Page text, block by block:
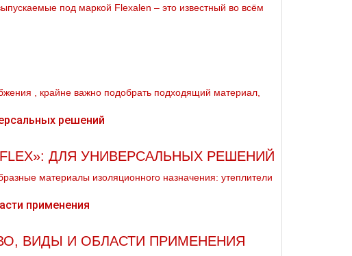
под маркой Flexalen – это известный во всём
, крайне важно подобрать подходящий материал,
ДЛЯ УНИВЕРСАЛЬНЫХ РЕШЕНИЙ
материалы изоляционного назначения: утеплители
ВИДЫ И ОБЛАСТИ ПРИМЕНЕНИЯ